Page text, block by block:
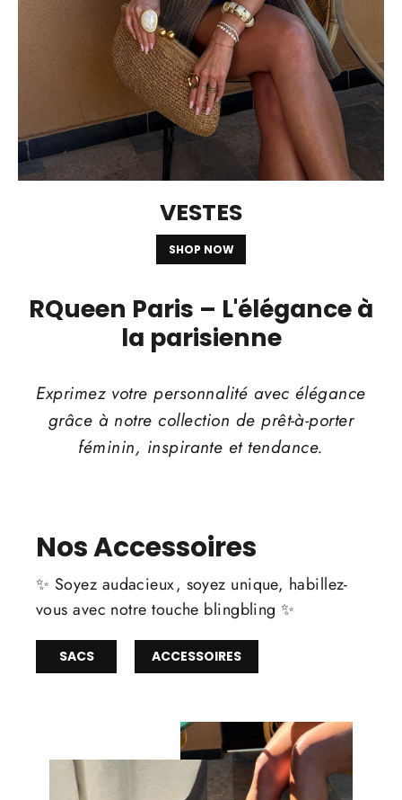
VESTES
SHOP NOW
RQueen Paris – L'élégance à
la parisienne
Exprimez votre personnalité avec élégance
grâce à notre collection de prêt-à-porter
féminin, inspirante et tendance.
Nos Accessoires
✨ Soyez audacieux, soyez unique, habillez-
vous avec notre touche blingbling ✨
SACS ACCESSOIRES